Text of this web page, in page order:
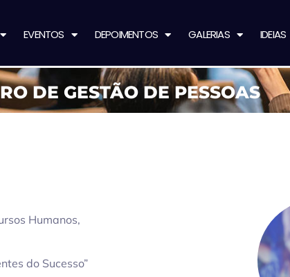
EVENTOS DEPOIMENTOS GALERIAS IDEIAS
DE GESTÃO DE PESSOAS
Humanos,
do Sucesso”